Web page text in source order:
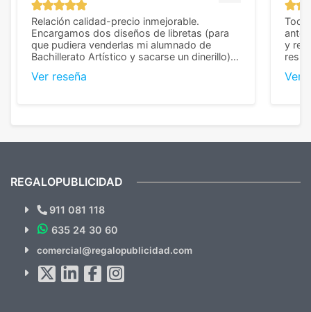
Relación calidad-precio inmejorable.
Encargamos dos diseños de libretas (para
que pudiera venderlas mi alumnado de
Bachillerato Artístico y sacarse un dinerillo) y
diferencia, con libretas de muy buena calidad
Ver reseña
Todo
y
Ver
¿Quieres ver nuestras últimas
Novedades y Ofertas?
hacemos Spam)
REGALOPUBLICIDAD
911 081 118
635 24 30 60
comercial@regalopublicidad.com